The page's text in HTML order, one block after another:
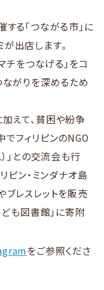
る「つながる市」に
出店します。
チをつなげる」をコ
がりを深めるため
えて、貧困や紛争
フィリピンのNGO
」との交流会も行
ピン・ミンダナオ島
レスレットを販売
も図書館」に寄附
をご参照くださ